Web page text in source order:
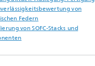
von
Federn
von SOFC-Stacks und